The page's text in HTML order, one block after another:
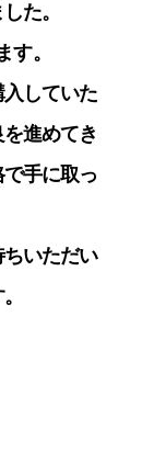
た。
す。
していた
進めてき
手に取っ
いただい